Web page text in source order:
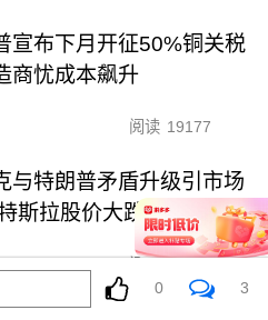
宣布下月开征50%铜关税
商忧成本飙升
阅读 19177
与特朗普矛盾升级引市场
斯拉股价大跌
0 3